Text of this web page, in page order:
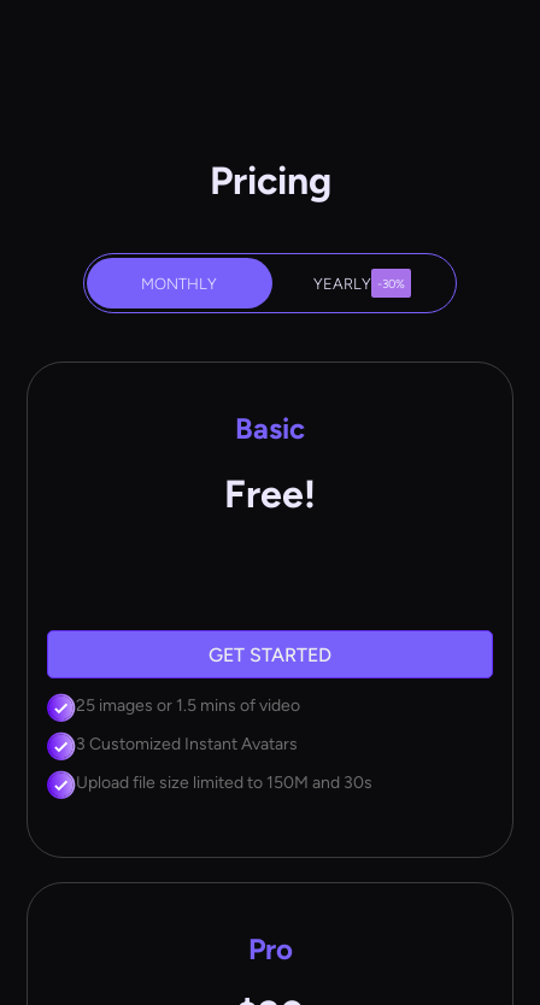
Pricing
MONTHLY YEARLY -30%
Basic
Free!
GET STARTED
25 images or 1.5 mins of video
3 Customized Instant Avatars
Upload file size limited to 150M and 30s
Pro